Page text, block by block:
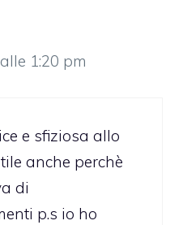
1:20 pm
e sfiziosa allo
anche perchè
di
p.s io ho